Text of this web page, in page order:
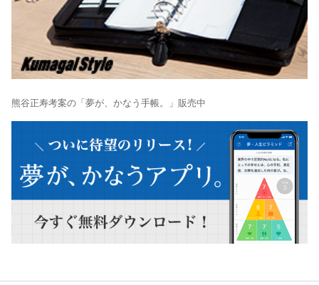
熊谷正寿考案の「夢が、かなう手帳。」販売中